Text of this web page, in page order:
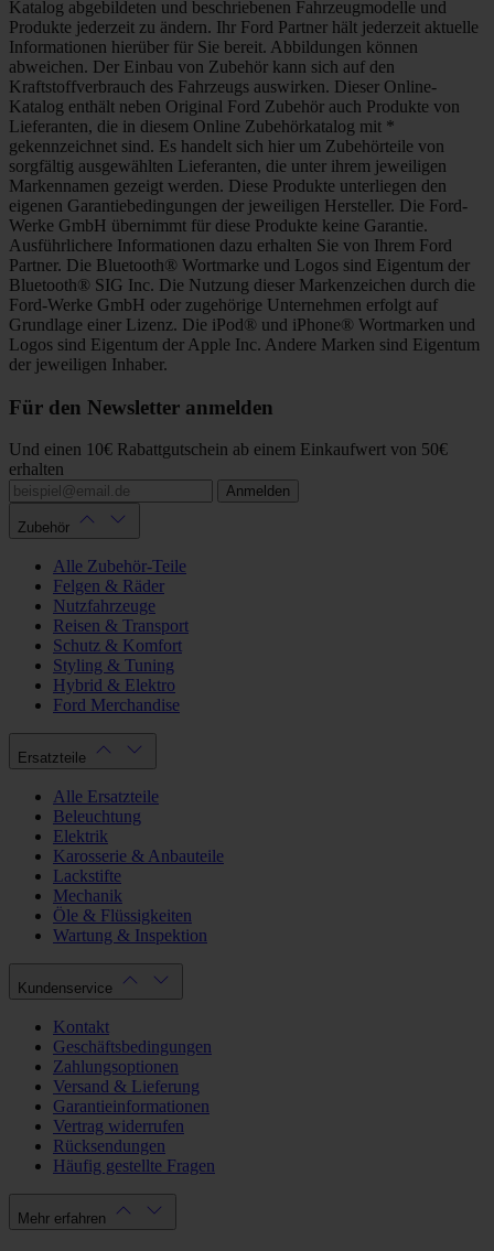
Katalog abgebildeten und beschriebenen Fahrzeugmodelle und
Produkte jederzeit zu ändern. Ihr Ford Partner hält jederzeit aktuelle
Informationen hierüber für Sie bereit. Abbildungen können
abweichen. Der Einbau von Zubehör kann sich auf den
Kraftstoffverbrauch des Fahrzeugs auswirken. Dieser Online-
Katalog enthält neben Original Ford Zubehör auch Produkte von
Lieferanten, die in diesem Online Zubehörkatalog mit *
gekennzeichnet sind. Es handelt sich hier um Zubehörteile von
sorgfältig ausgewählten Lieferanten, die unter ihrem jeweiligen
Markennamen gezeigt werden. Diese Produkte unterliegen den
eigenen Garantiebedingungen der jeweiligen Hersteller. Die Ford-
Werke GmbH übernimmt für diese Produkte keine Garantie.
Ausführlichere Informationen dazu erhalten Sie von Ihrem Ford
Partner. Die Bluetooth® Wortmarke und Logos sind Eigentum der
Bluetooth® SIG Inc. Die Nutzung dieser Markenzeichen durch die
Ford-Werke GmbH oder zugehörige Unternehmen erfolgt auf
Grundlage einer Lizenz. Die iPod® und iPhone® Wortmarken und
Logos sind Eigentum der Apple Inc. Andere Marken sind Eigentum
der jeweiligen Inhaber.
Für den Newsletter anmelden
Und einen 10€ Rabattgutschein ab einem Einkaufwert von 50€
erhalten
Anmelden
Zubehör
Alle Zubehör-Teile
Felgen & Räder
Nutzfahrzeuge
Reisen & Transport
Schutz & Komfort
Styling & Tuning
Hybrid & Elektro
Ford Merchandise
Ersatzteile
Alle Ersatzteile
Beleuchtung
Elektrik
Karosserie & Anbauteile
Lackstifte
Mechanik
Öle & Flüssigkeiten
Wartung & Inspektion
Kundenservice
Kontakt
Geschäftsbedingungen
Zahlungsoptionen
Versand & Lieferung
Garantieinformationen
Vertrag widerrufen
Rücksendungen
Häufig gestellte Fragen
Mehr erfahren